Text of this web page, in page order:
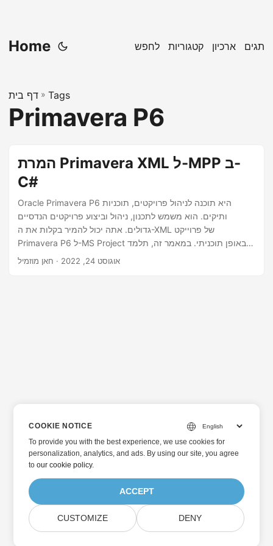
Home לחפש קטגוריות ארכיון תגים
דף בית » Tags
Primavera P6
המרת Primavera XML ל-MPP ב-
C#
Oracle Primavera P6 היא תוכנה לניהול פרויקטים, תוכניות
ותיקים. הוא משמש לתכנון, ניהול וביצוע פרויקטים הנדסיים
גדולים. אתה יכול להמיר בקלות את ה-XML של פרוייקט
Primavera P6 ל-MS Project באופן תוכניתי. במאמר זה, תלמד
אוגוסט 24, 2022 · חאן מוזמיל
COOKIE NOTICE
To provide you with the best experience, we use cookies for
personalization, analytics, and ads. By using our site, you agree
toour cookie policy.
ACCEPT
CUSTOMIZE DENY